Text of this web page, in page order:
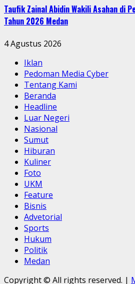
Taufik Zainal Abidin Wakili Asahan di
Tahun 2026 Medan
4 Agustus 2026
Iklan
Pedoman Media Cyber
Tentang Kami
Beranda
Headline
Luar Negeri
Nasional
Sumut
Hiburan
Kuliner
Foto
UKM
Feature
Bisnis
Advetorial
Sports
Hukum
Politik
Medan
Copyright © All rights reserved. |